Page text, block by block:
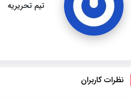
تیم تحریریه
نظرات کاربران